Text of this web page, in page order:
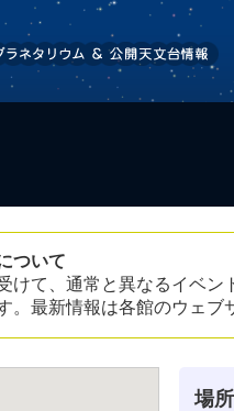
ついて
けて、通常と異なるイベ
。最新情報は各館のウェ
場所